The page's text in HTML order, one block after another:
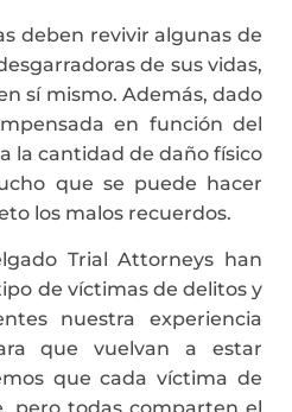
deben revivir algunas de
de sus vidas,
sí mismo. Además, dado
en función del
la cantidad de daño físico
que se puede hacer
los malos recuerdos.
Trial Attorneys han
de víctimas de delitos y
nuestra experiencia
que vuelvan a estar
que cada víctima de